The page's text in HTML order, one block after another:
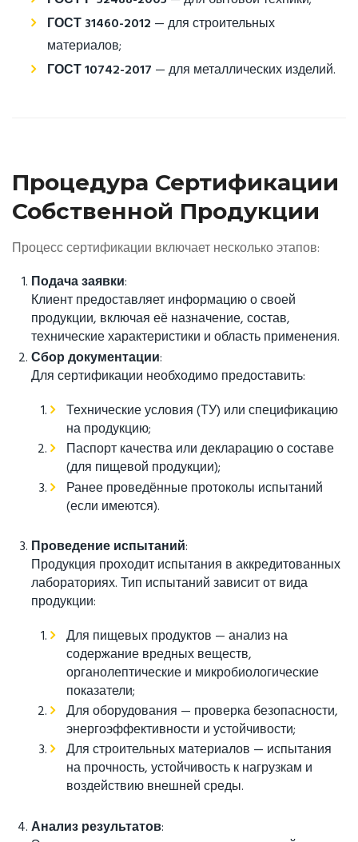
ГОСТ 31460-2012 — для строительных
материалов;
ГОСТ 10742-2017 — для металлических изделий.
Процедура Сертификации
Собственной Продукции
Процесс сертификации включает несколько этапов:
Подача заявки:
Клиент предоставляет информацию о своей
продукции, включая её назначение, состав,
технические характеристики и область применения.
Сбор документации:
Для сертификации необходимо предоставить:
Технические условия (ТУ) или спецификацию
на продукцию;
Паспорт качества или декларацию о составе
(для пищевой продукции);
Ранее проведённые протоколы испытаний
(если имеются).
Проведение испытаний:
Продукция проходит испытания в аккредитованных
лабораториях. Тип испытаний зависит от вида
продукции:
Для пищевых продуктов — анализ на
содержание вредных веществ,
органолептические и микробиологические
показатели;
Для оборудования — проверка безопасности,
энергоэффективности и устойчивости;
Для строительных материалов — испытания
на прочность, устойчивость к нагрузкам и
воздействию внешней среды.
Анализ результатов: